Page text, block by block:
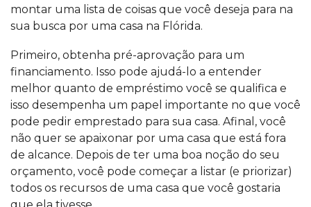
montar uma lista de coisas que você deseja para na
sua busca por uma casa na Flórida.
Primeiro, obtenha pré-aprovação para um
financiamento. Isso pode ajudá-lo a entender
melhor quanto de empréstimo você se qualifica e
isso desempenha um papel importante no que você
pode pedir emprestado para sua casa. Afinal, você
não quer se apaixonar por uma casa que está fora
de alcance. Depois de ter uma boa noção do seu
orçamento, você pode começar a listar (e priorizar)
todos os recursos de uma casa que você gostaria